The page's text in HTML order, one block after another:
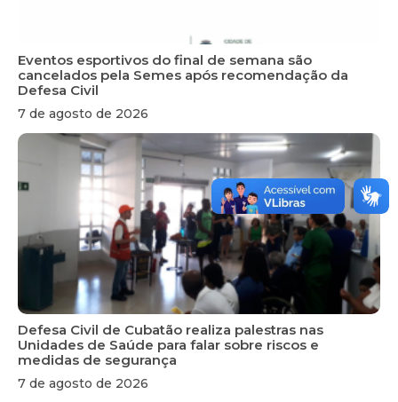
Eventos esportivos do final de semana são
cancelados pela Semes após recomendação da
Defesa Civil
7 de agosto de 2026
Defesa Civil de Cubatão realiza palestras nas
Unidades de Saúde para falar sobre riscos e
medidas de segurança
7 de agosto de 2026